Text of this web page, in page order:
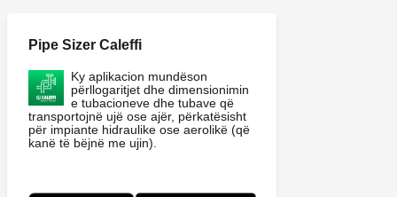
Pipe Sizer Caleffi
Ky aplikacion mundëson
përllogaritjet dhe dimensionimin
e tubacioneve dhe tubave që
transportojnë ujë ose ajër, përkatësisht
për impiante hidraulike ose aerolikë (që
kanë të bëjnë me ujin).